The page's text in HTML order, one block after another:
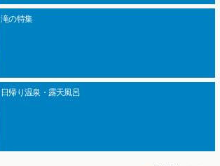
滝の特集
日帰り温泉・露天風呂